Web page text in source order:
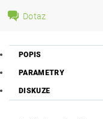
Dotaz
POPIS
PARAMETRY
DISKUZE